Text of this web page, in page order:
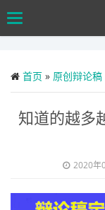
to
main
Toggle
首页 » 原创辩论稿
知道的越多
2020年